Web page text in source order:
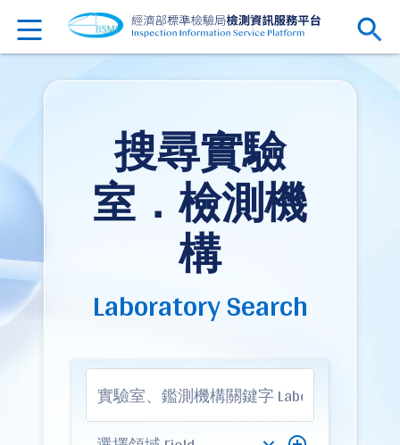
搜尋實驗
室．檢測機
構
Laboratory Search